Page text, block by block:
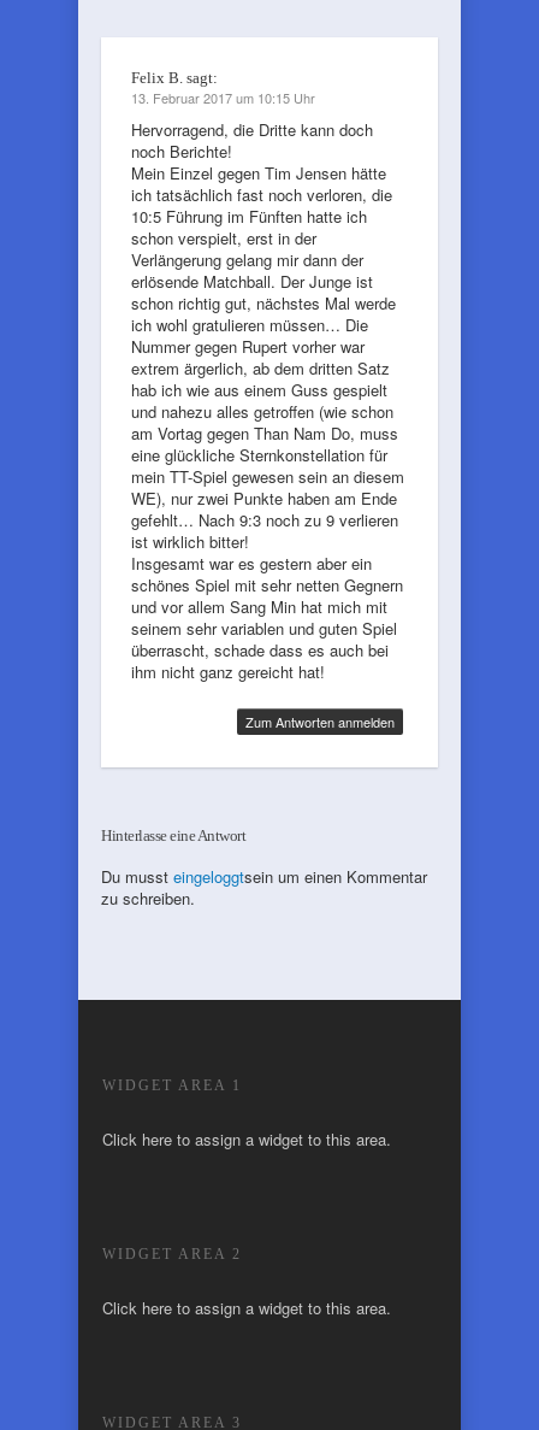
Felix B. sagt:
13. Februar 2017 um 10:15 Uhr
Hervorragend, die Dritte kann doch
noch Berichte!
Mein Einzel gegen Tim Jensen hätte
ich tatsächlich fast noch verloren, die
10:5 Führung im Fünften hatte ich
schon verspielt, erst in der
Verlängerung gelang mir dann der
erlösende Matchball. Der Junge ist
schon richtig gut, nächstes Mal werde
ich wohl gratulieren müssen… Die
Nummer gegen Rupert vorher war
extrem ärgerlich, ab dem dritten Satz
hab ich wie aus einem Guss gespielt
und nahezu alles getroffen (wie schon
am Vortag gegen Than Nam Do, muss
eine glückliche Sternkonstellation für
mein TT-Spiel gewesen sein an diesem
WE), nur zwei Punkte haben am Ende
gefehlt… Nach 9:3 noch zu 9 verlieren
ist wirklich bitter!
Insgesamt war es gestern aber ein
schönes Spiel mit sehr netten Gegnern
und vor allem Sang Min hat mich mit
seinem sehr variablen und guten Spiel
überrascht, schade dass es auch bei
ihm nicht ganz gereicht hat!
Zum Antworten anmelden
Hinterlasse eine Antwort
Du musst eingeloggtsein um einen Kommentar
zu schreiben.
WIDGET AREA 1
Click here to assign a widget to this area.
WIDGET AREA 2
Click here to assign a widget to this area.
WIDGET AREA 3